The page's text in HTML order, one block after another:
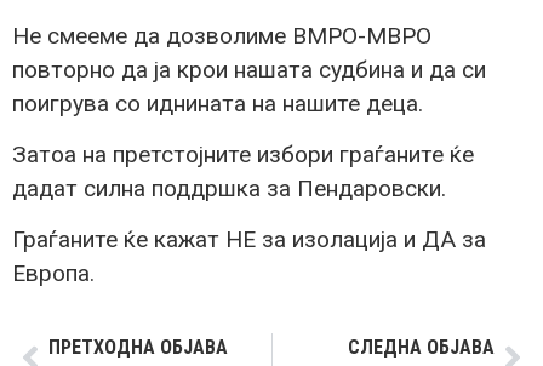
Не смееме да дозволиме ВМРО-МВРО
повторно да ја крои нашата судбина и да си
поигрува со иднината на нашите деца.
Затоа на претстојните избори граѓаните ќе
дадат силна поддршка за Пендаровски.
Граѓаните ќе кажат НЕ за изолација и ДА за
Европа.
ПРЕТХОДНА ОБЈАВА СЛЕДНА ОБЈАВА